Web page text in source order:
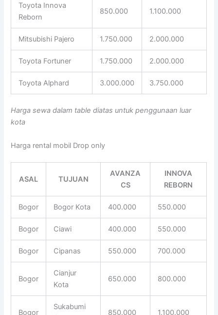
Toyota Innova
Reborn
850.000 1.100.000
Mitsubishi Pajero 1.750.000 2.000.000
Toyota Fortuner 1.750.000 2.000.000
Toyota Alphard 3.000.000 3.750.000
Harga sewa dalam table diatas untuk penggunaan luar
kota
Harga rental mobil Drop only
ASAL TUJUAN
AVANZA
CS
INNOVA
REBORN
Bogor Bogor Kota 400.000 550.000
Bogor Ciawi 400.000 550.000
Bogor Cipanas 550.000 700.000
Bogor
Cianjur
Kota
650.000 800.000
Bogor
Sukabumi
850.000 1.100.000